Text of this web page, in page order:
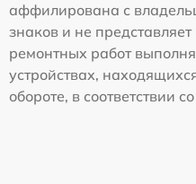
аффилирована с
знаков и не
ремонтных работ
устройствах,
обороте, в соответствии